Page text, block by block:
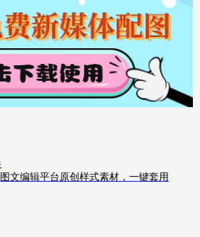
文编辑平台原创样式素材，一键套用